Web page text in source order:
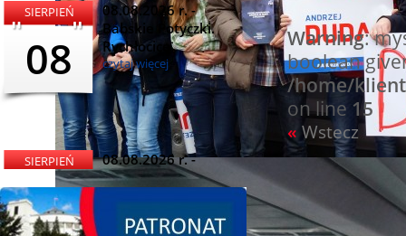
SIERPIEŃ
08
08.08.2026 r. -
Babskie Potyczki.
Rychłocice
czytaj więcej
SIERPIEŃ
08
08.08.2026 r. -
Dożynki i
Warning:
boolean
/home/
on line 15
« Wstecz